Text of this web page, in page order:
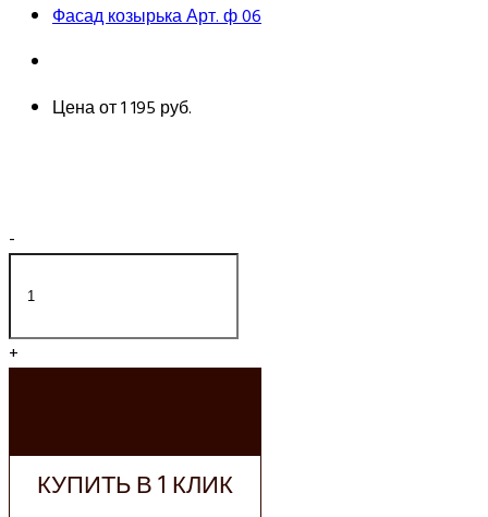
Фасад козырька Арт. ф 06
Цена от1 195 руб.
-
+
КУПИТЬ В 1 КЛИК